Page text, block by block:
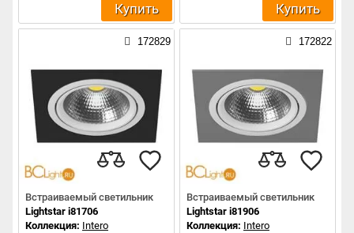
Купить Купить
172829
Встраиваемый светильник
Lightstar i81706
Коллекция: Intero
172822
Встраиваемый светильник
Lightstar i81906
Коллекция: Intero